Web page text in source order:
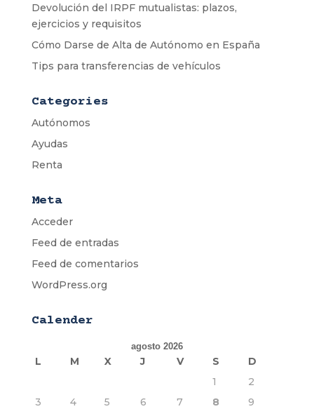
Devolución del IRPF mutualistas: plazos,
ejercicios y requisitos
Cómo Darse de Alta de Autónomo en España
Tips para transferencias de vehículos
Categories
Autónomos
Ayudas
Renta
Meta
Acceder
Feed de entradas
Feed de comentarios
WordPress.org
Calender
agosto 2026
L M X J V S
D
1
2
3
4 5 6 7 8
9